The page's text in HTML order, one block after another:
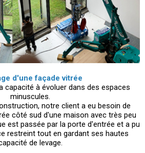
d'une façade vitrée
capacité à évoluer dans des espaces
minuscules.
notre client a eu besoin de
côté sud d'une maison avec très peu
est passée par la porte d'entrée et a pu
restreint tout en gardant ses hautes
de levage.